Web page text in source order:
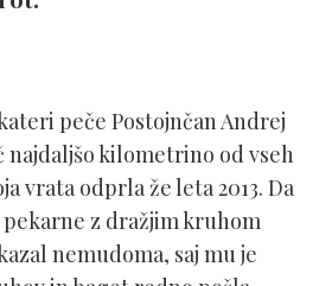
peče Postojnčan Andrej
najdaljšo kilometrino od vseh
vrata odprla že leta 2013. Da
z dražjim kruhom
nemudoma, saj mu je